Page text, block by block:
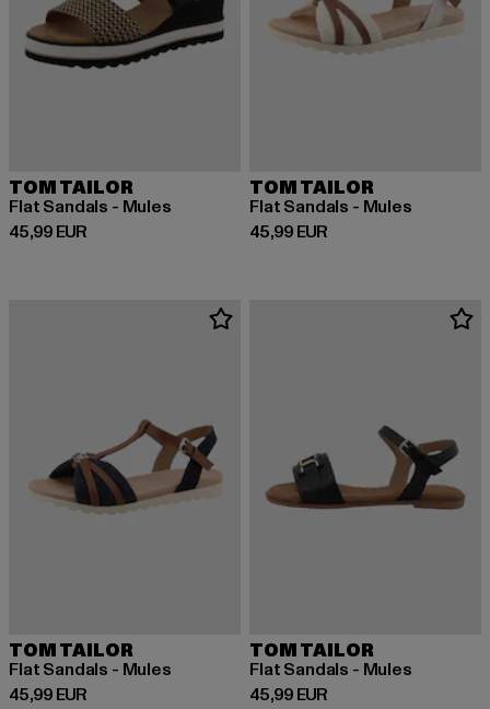
TOM TAILOR
Flat Sandals - Mules
45,99 EUR
Derzeitiger Preis: 45,99 EUR
TOM TAILOR
Flat Sandals - Mules
45,99 EUR
Derzeitiger Preis: 45,99 EUR
TOM TAILOR
Flat Sandals - Mules
45,99 EUR
Derzeitiger Preis: 45,99 EUR
TOM TAILOR
Flat Sandals - Mules
45,99 EUR
Derzeitiger Preis: 45,99 EUR